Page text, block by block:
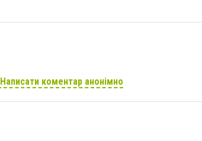
Написати коментар анонімно